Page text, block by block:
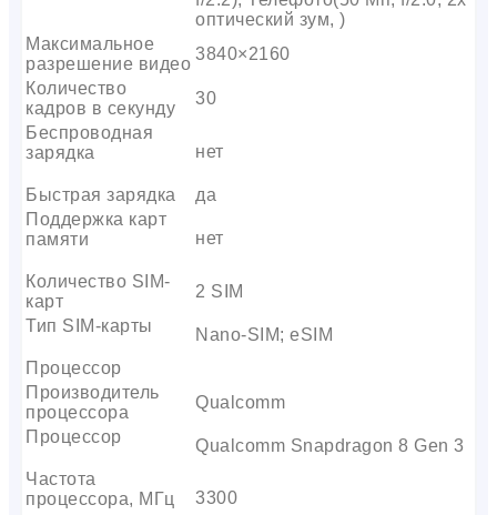
оптический зум, )
Максимальное
разрешение видео
3840×2160
Количество
кадров в секунду
30
Беспроводная
зарядка
нет
Быстрая зарядка
да
Поддержка карт
памяти
нет
Количество SIM-
карт
2 SIM
Тип SIM-карты
Nano-SIM; eSIM
Процессор
Производитель
процессора
Qualcomm
Процессор
Qualcomm Snapdragon 8 Gen 3
Частота
процессора, МГц
3300